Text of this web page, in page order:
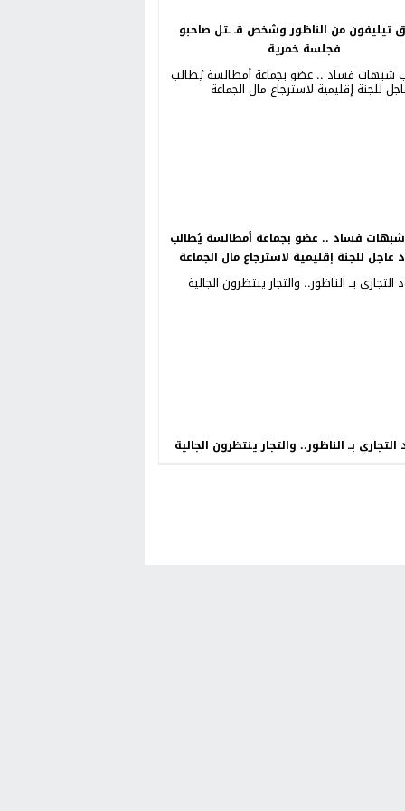
تيليفون من الناظور وشخص قـ ـتل صاحبو
فجلسة خمرية
فساد .. عضو بجماعة أمطالسة يُطالب
عاجل للجنة إقليمية لاسترجاع مال الجماعة
التجاري بــ الناظور.. والتجار ينتظرون الجالية